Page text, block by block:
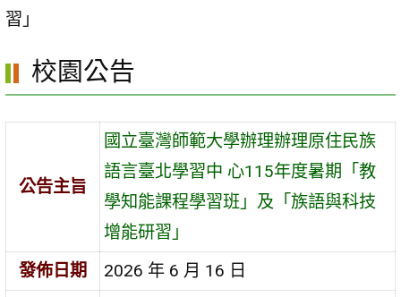
容習」
校園公告
公告主旨
國立臺灣師範大學辦理辦理原住民族
語言臺北學習中 心115年度暑期「教
學知能課程學習班」及「族語與科技
增能研習」
發佈日期
2026 年 6 月 16 日